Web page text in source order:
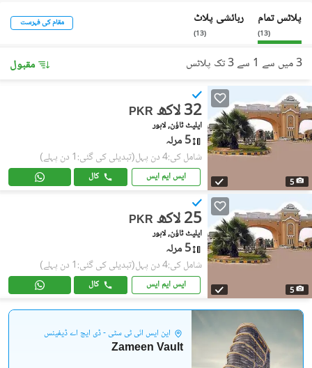
پلاٹس تمام
(
13
)
رہائشی پلاٹ
(
13
)
مقام کی فہرست
3 میں سے 1 سے 3 تک پلاٹس مقبول
5
PKR 32 لاکھ
ایلیٹ ٹاؤن, لاہور
5 مرلہ
شامل کی:4 دن پہل (تبدیلی کی گئی:1 دن پہلے)
ایس ایم ایس کال
5
PKR 25 لاکھ
ایلیٹ ٹاؤن, لاہور
5 مرلہ
شامل کی:4 دن پہل (تبدیلی کی گئی:1 دن پہلے)
ایس ایم ایس کال
این ایس آئی ٹی سٹی - ڈی ایچ اے ڈیفینس
Zameen Vault